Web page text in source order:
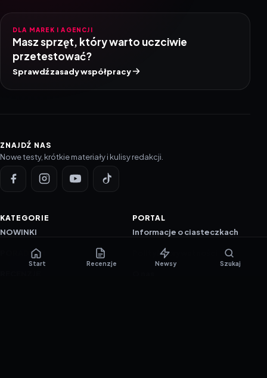
DLA MAREK I AGENCJI
Masz sprzęt, który warto uczciwie
przetestować?
Sprawdź zasady współpracy
ZNAJDŹ NAS
Nowe testy, krótkie materiały i kulisy redakcji.
KATEGORIE
NOWINKI
PORADNIKI
PORTAL
Informacje o ciasteczkach
Polityka prywatności
Start Recenzje Newsy Szukaj